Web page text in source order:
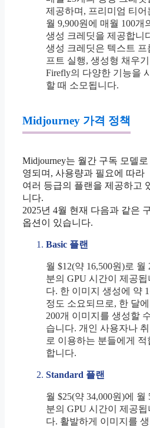
제공하며, 프리미엄 티어
월 9,900원에 매월 100개
생성 크레딧을 제공합니
생성 크레딧은 텍스트 프
프트 실행, 생성형 채우
Firefly의 다양한 기능을
할 때 소모됩니다.
Midjourney 가격 정책
Midjourney는 월간 구독 모델로
영되며, 사용량과 필요에 따라
여러 등급의 플랜을 제공하고
니다.
2025년 4월 현재 다음과 같은
옵션이 있습니다.
Basic 플랜
월 $12(약 16,500원)로 월
분의 GPU 시간이 제공됩
다. 한 이미지 생성에 약
정도 소요되므로, 한 달
200개 이미지를 생성할
습니다. 개인 사용자나 취
로 이용하는 분들에게 적
합니다.
Standard 플랜
월 $25(약 34,000원)에 월
분의 GPU 시간이 제공됩
다. 활발하게 이미지를